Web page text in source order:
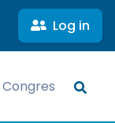
Log in
Congres